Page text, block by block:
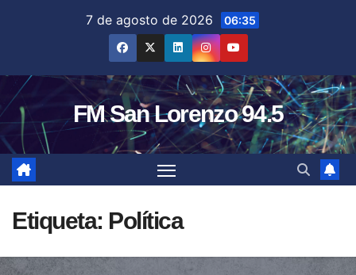
7 de agosto de 2026 06:35
FM San Lorenzo 94.5
Etiqueta: Política